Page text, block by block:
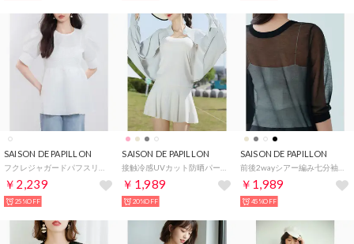
SAISON DE PAPILLON
￥2,239
25%OFF
SAISON DE PAPILLON
￥1,989
20%OFF
SAISON DE PAPILLON
前後2wayシアー編み七分袖ニット （ブラック）
￥1,989
45%OFF